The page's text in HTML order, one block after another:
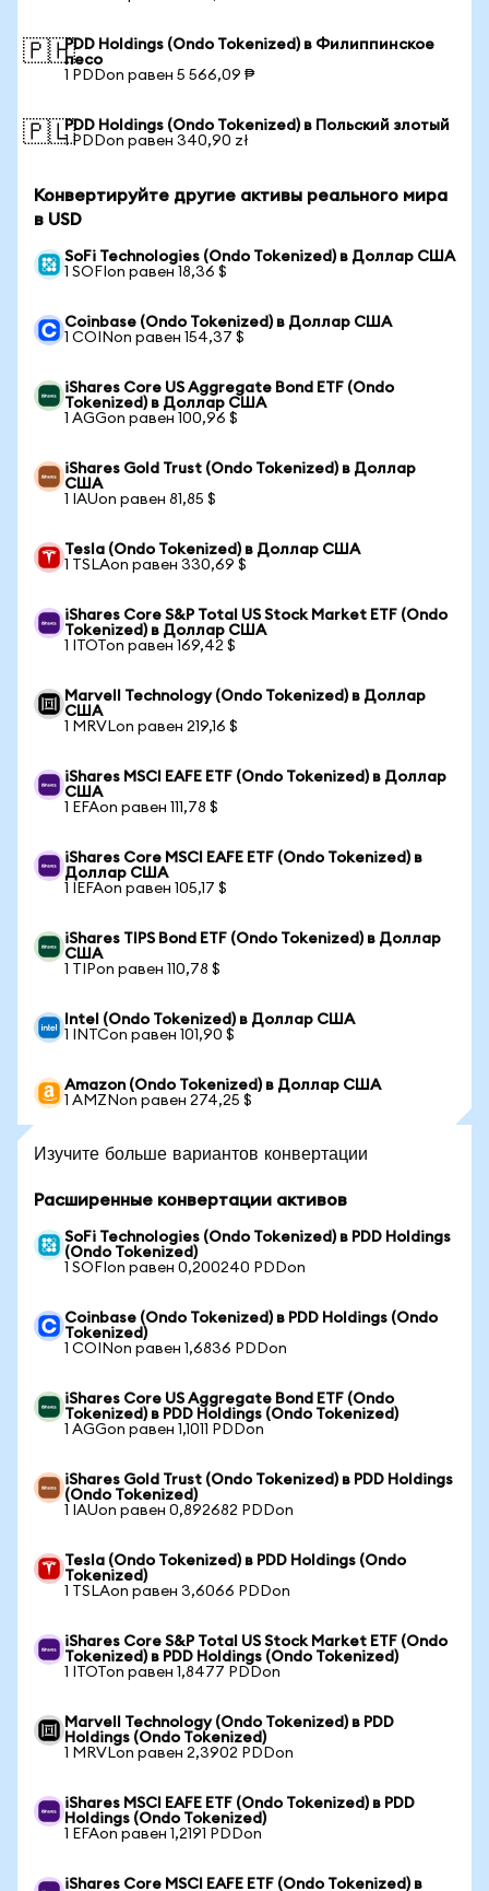
🇵🇭PDD Holdings (Ondo Tokenized) в Филиппинское
песо
1 PDDon равен 5 566,09 ₱
🇵🇱PDD Holdings (Ondo Tokenized) в Польский злотый
1 PDDon равен 340,90 zł
Конвертируйте другие активы реального мира
в USD
SoFi Technologies (Ondo Tokenized) в Доллар США
1 SOFIon равен 18,36 $
Coinbase (Ondo Tokenized) в Доллар США
1 COINon равен 154,37 $
iShares Core US Aggregate Bond ETF (Ondo
Tokenized) в Доллар США
1 AGGon равен 100,96 $
iShares Gold Trust (Ondo Tokenized) в Доллар
США
1 IAUon равен 81,85 $
Tesla (Ondo Tokenized) в Доллар США
1 TSLAon равен 330,69 $
iShares Core S&P Total US Stock Market ETF (Ondo
Tokenized) в Доллар США
1 ITOTon равен 169,42 $
Marvell Technology (Ondo Tokenized) в Доллар
США
1 MRVLon равен 219,16 $
iShares MSCI EAFE ETF (Ondo Tokenized) в Доллар
США
1 EFAon равен 111,78 $
iShares Core MSCI EAFE ETF (Ondo Tokenized) в
Доллар США
1 IEFAon равен 105,17 $
iShares TIPS Bond ETF (Ondo Tokenized) в Доллар
США
1 TIPon равен 110,78 $
Intel (Ondo Tokenized) в Доллар США
1 INTCon равен 101,90 $
Amazon (Ondo Tokenized) в Доллар США
1 AMZNon равен 274,25 $
Изучите больше вариантов конвертации
Расширенные конвертации активов
SoFi Technologies (Ondo Tokenized) в PDD Holdings
(Ondo Tokenized)
1 SOFIon равен 0,200240 PDDon
Coinbase (Ondo Tokenized) в PDD Holdings (Ondo
Tokenized)
1 COINon равен 1,6836 PDDon
iShares Core US Aggregate Bond ETF (Ondo
Tokenized) в PDD Holdings (Ondo Tokenized)
1 AGGon равен 1,1011 PDDon
iShares Gold Trust (Ondo Tokenized) в PDD Holdings
(Ondo Tokenized)
1 IAUon равен 0,892682 PDDon
Tesla (Ondo Tokenized) в PDD Holdings (Ondo
Tokenized)
1 TSLAon равен 3,6066 PDDon
iShares Core S&P Total US Stock Market ETF (Ondo
Tokenized) в PDD Holdings (Ondo Tokenized)
1 ITOTon равен 1,8477 PDDon
Marvell Technology (Ondo Tokenized) в PDD
Holdings (Ondo Tokenized)
1 MRVLon равен 2,3902 PDDon
iShares MSCI EAFE ETF (Ondo Tokenized) в PDD
Holdings (Ondo Tokenized)
1 EFAon равен 1,2191 PDDon
iShares Core MSCI EAFE ETF (Ondo Tokenized) в